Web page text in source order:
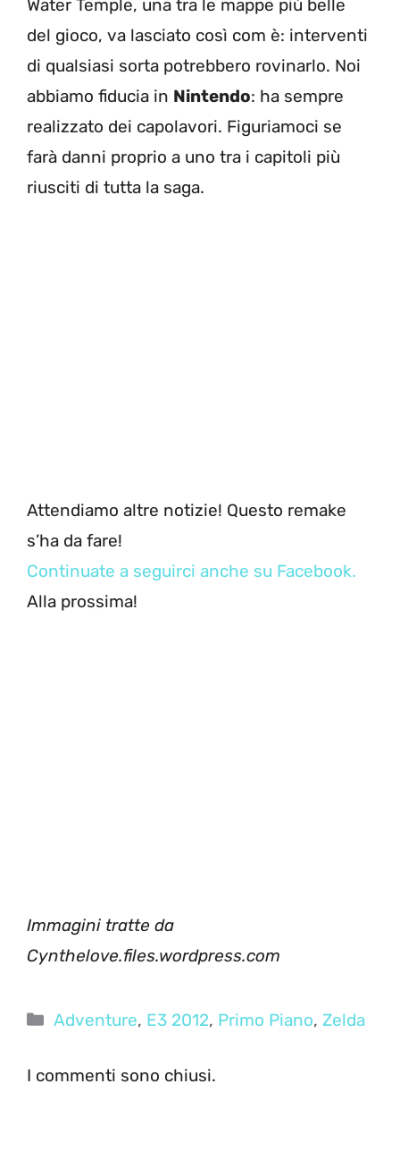
Water Temple, una tra le mappe più belle
del gioco, va lasciato così com è: interventi
di qualsiasi sorta potrebbero rovinarlo. Noi
abbiamo fiducia in Nintendo: ha sempre
realizzato dei capolavori. Figuriamoci se
farà danni proprio a uno tra i capitoli più
riusciti di tutta la saga.
Attendiamo altre notizie! Questo remake
s’ha da fare!
Continuate a seguirci anche su Facebook.
Alla prossima!
Immagini tratte da
Cynthelove.files.wordpress.com
Categorie
Adventure, E3 2012, Primo Piano, Zelda
I commenti sono chiusi.